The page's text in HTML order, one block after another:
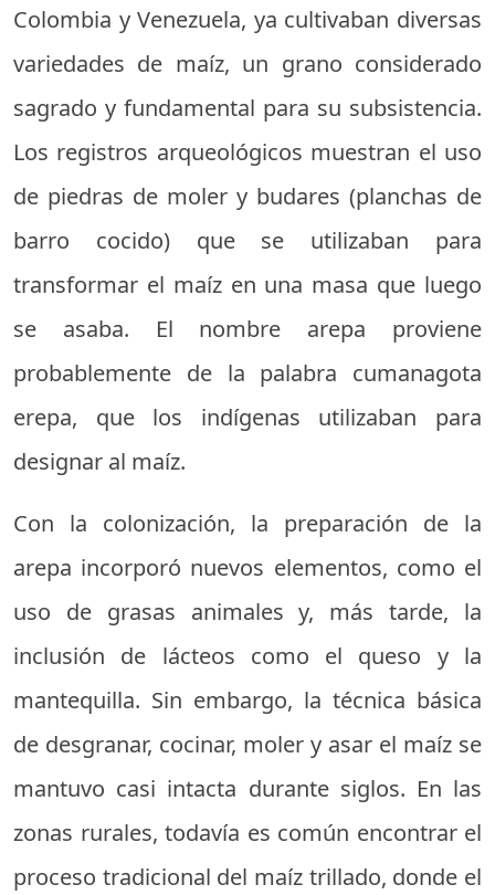
Colombia y Venezuela, ya cultivaban diversas
variedades de maíz, un grano considerado
sagrado y fundamental para su subsistencia.
Los registros arqueológicos muestran el uso
de piedras de moler y budares (planchas de
barro cocido) que se utilizaban para
transformar el maíz en una masa que luego
se asaba. El nombre arepa proviene
probablemente de la palabra cumanagota
erepa, que los indígenas utilizaban para
designar al maíz.
Con la colonización, la preparación de la
arepa incorporó nuevos elementos, como el
uso de grasas animales y, más tarde, la
inclusión de lácteos como el queso y la
mantequilla. Sin embargo, la técnica básica
de desgranar, cocinar, moler y asar el maíz se
mantuvo casi intacta durante siglos. En las
zonas rurales, todavía es común encontrar el
proceso tradicional del maíz trillado, donde el